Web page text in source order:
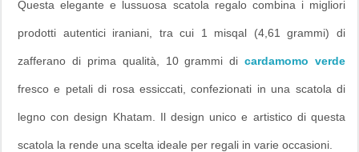
Questa elegante e lussuosa scatola regalo combina i migliori
prodotti autentici iraniani, tra cui 1 misqal (4,61 grammi) di
zafferano di prima qualità, 10 grammi dicardamomo verde
fresco e petali di rosa essiccati, confezionati in una scatola di
legno con design Khatam. Il design unico e artistico di questa
scatola la rende una scelta ideale per regali in varie occasioni.